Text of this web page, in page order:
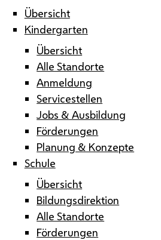
Übersicht
Kindergarten
Übersicht
Alle Standorte
Anmeldung
Servicestellen
Jobs & Ausbildung
Förderungen
Planung & Konzepte
Schule
Übersicht
Bildungsdirektion
Alle Standorte
Förderungen